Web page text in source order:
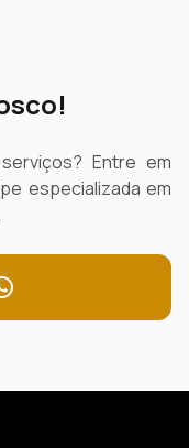
Entre em
especializada em